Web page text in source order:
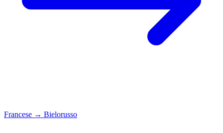
Francese → Bielorusso